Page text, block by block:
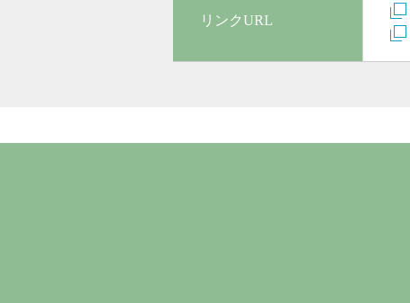
リンクURL